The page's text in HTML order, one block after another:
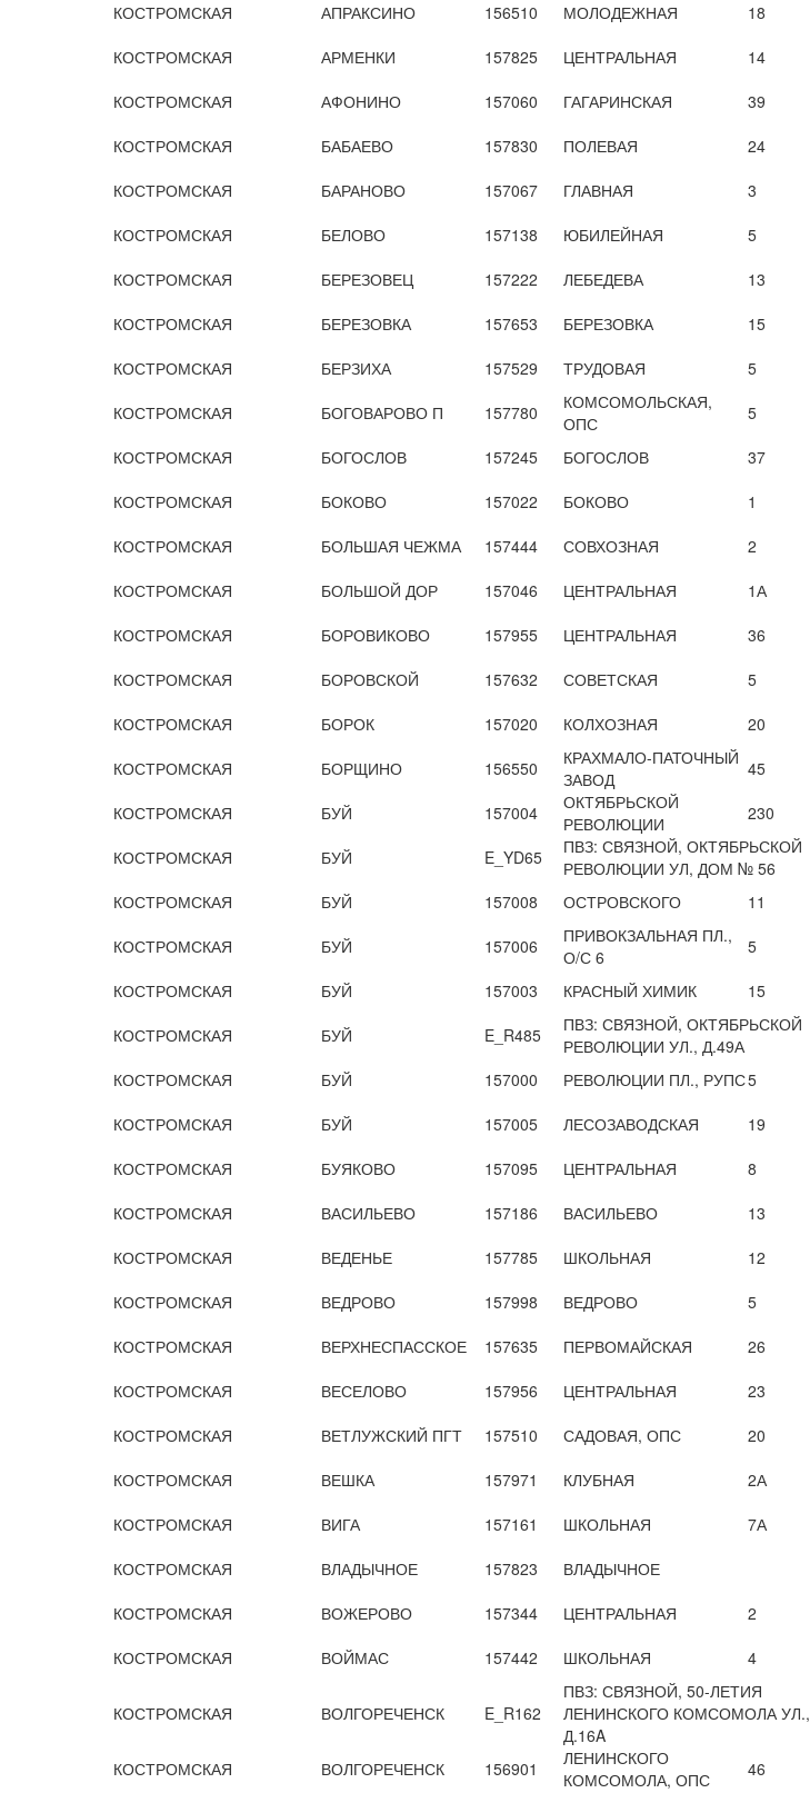
КОСТРОМСКАЯ
АПРАКСИНО 156510 МОЛОДЕЖНАЯ 18
КОСТРОМСКАЯ
АРМЕНКИ 157825 ЦЕНТРАЛЬНАЯ 14
КОСТРОМСКАЯ
АФОНИНО 157060 ГАГАРИНСКАЯ 39
КОСТРОМСКАЯ
БАБАЕВО 157830 ПОЛЕВАЯ 24
КОСТРОМСКАЯ
БАРАНОВО 157067 ГЛАВНАЯ 3
КОСТРОМСКАЯ
БЕЛОВО 157138 ЮБИЛЕЙНАЯ 5
КОСТРОМСКАЯ
БЕРЕЗОВЕЦ 157222 ЛЕБЕДЕВА 13
КОСТРОМСКАЯ
БЕРЕЗОВКА 157653 БЕРЕЗОВКА 15
КОСТРОМСКАЯ
БЕРЗИХА 157529 ТРУДОВАЯ 5
КОСТРОМСКАЯ
БОГОВАРОВО П 157780
КОМСОМОЛЬСКАЯ,
ОПС
5
КОСТРОМСКАЯ
БОГОСЛОВ 157245 БОГОСЛОВ 37
КОСТРОМСКАЯ
БОКОВО 157022 БОКОВО 1
КОСТРОМСКАЯ
БОЛЬШАЯ ЧЕЖМА 157444 СОВХОЗНАЯ 2
КОСТРОМСКАЯ
БОЛЬШОЙ ДОР 157046 ЦЕНТРАЛЬНАЯ 1А
КОСТРОМСКАЯ
БОРОВИКОВО 157955 ЦЕНТРАЛЬНАЯ 36
КОСТРОМСКАЯ
БОРОВСКОЙ 157632 СОВЕТСКАЯ 5
КОСТРОМСКАЯ
БОРОК 157020 КОЛХОЗНАЯ 20
КОСТРОМСКАЯ
БОРЩИНО 156550
КРАХМАЛО-ПАТОЧНЫЙ
ЗАВОД
45
КОСТРОМСКАЯ
БУЙ 157004
ОКТЯБРЬСКОЙ
РЕВОЛЮЦИИ
230
КОСТРОМСКАЯ
БУЙ E_YD65
ПВЗ: СВЯЗНОЙ, ОКТЯБРЬСКОЙ
РЕВОЛЮЦИИ УЛ, ДОМ № 56
КОСТРОМСКАЯ
БУЙ 157008 ОСТРОВСКОГО 11
КОСТРОМСКАЯ
БУЙ 157006
ПРИВОКЗАЛЬНАЯ ПЛ.,
О/С 6
5
КОСТРОМСКАЯ
БУЙ 157003 КРАСНЫЙ ХИМИК 15
КОСТРОМСКАЯ
БУЙ E_R485
ПВЗ: СВЯЗНОЙ, ОКТЯБРЬСКОЙ
РЕВОЛЮЦИИ УЛ., Д.49А
КОСТРОМСКАЯ
БУЙ 157000 РЕВОЛЮЦИИ ПЛ., РУПС5
КОСТРОМСКАЯ
БУЙ 157005 ЛЕСОЗАВОДСКАЯ 19
КОСТРОМСКАЯ
БУЯКОВО 157095 ЦЕНТРАЛЬНАЯ 8
КОСТРОМСКАЯ
ВАСИЛЬЕВО 157186 ВАСИЛЬЕВО 13
КОСТРОМСКАЯ
ВЕДЕНЬЕ 157785 ШКОЛЬНАЯ 12
КОСТРОМСКАЯ
ВЕДРОВО 157998 ВЕДРОВО 5
КОСТРОМСКАЯ
ВЕРХНЕСПАССКОЕ 157635 ПЕРВОМАЙСКАЯ 26
КОСТРОМСКАЯ
ВЕСЕЛОВО 157956 ЦЕНТРАЛЬНАЯ 23
КОСТРОМСКАЯ
ВЕТЛУЖСКИЙ ПГТ 157510 САДОВАЯ, ОПС 20
КОСТРОМСКАЯ
ВЕШКА 157971 КЛУБНАЯ 2А
КОСТРОМСКАЯ
ВИГА 157161 ШКОЛЬНАЯ 7А
КОСТРОМСКАЯ
ВЛАДЫЧНОЕ 157823 ВЛАДЫЧНОЕ
КОСТРОМСКАЯ
ВОЖЕРОВО 157344 ЦЕНТРАЛЬНАЯ 2
КОСТРОМСКАЯ
ВОЙМАС 157442 ШКОЛЬНАЯ 4
КОСТРОМСКАЯ
ВОЛГОРЕЧЕНСК E_R162
ПВЗ: СВЯЗНОЙ, 50-ЛЕТИЯ
ЛЕНИНСКОГО КОМСОМОЛА УЛ.,
Д.16A
КОСТРОМСКАЯ ВОЛГОРЕЧЕНСК 156901
ЛЕНИНСКОГО
КОМСОМОЛА, ОПС
46